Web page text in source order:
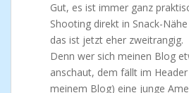
Gut, es ist immer ganz
Shooting direkt in Snack-
das ist jetzt eher zweitrangig.
Denn wer sich meinen Blog
anschaut, dem fällt im
meinem Blog) eine junge